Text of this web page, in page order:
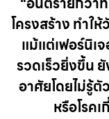
โครงสร้าง ทำใ
แม้แต่เฟอร์นิเ
รวดเร็วยิ่งขึ้น
อาศัยโดยไม่รู้
หรือโรค